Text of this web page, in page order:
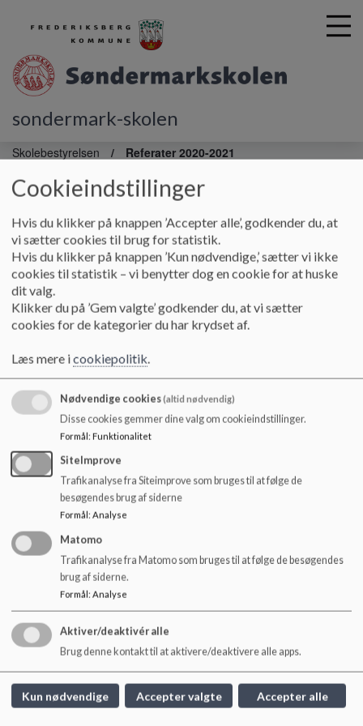
t
sondermark-skolen
Skolebestyrelsen Referater 2020-2021
Referater 2020-2021
Referater fra skolebestyrelsesmøder skoleåret
2020 -2021
Skolebestyrelsesmøde 19. august 2020
Skolebestyrelsesmøde 28. september 2020
Skolebestyrelsesmøde 2. november 2020
Skolebestyrelsesmøde 14. december 2020
Skolebestyrelsesmøde 25. januar 2021
Skolebestyrelsesmøde 10. marts 2021
Skolebestyrelsesmøde 19. april 2021
Skolebestyrelsesmøde 7. juni 2021
Søndermarkskolen
Hoffmeyersvej 32, 2000 Frb.
sondermarkskolen@frederiksberg.dk
+45 3821 0950
EAN NR. 5798009172068
Cookieindstillinger
Hvis du klikker på knappen ’Accepter alle’, godkender du, at
vi sætter cookies til brug for statistik.
Hvis du klikker på knappen ’Kun nødvendige,’ sætter vi ikke
cookies til statistik – vi benytter dog en cookie for at huske
dit valg.
Klikker du på ’Gem valgte’ godkender du, at vi sætter
cookies for de kategorier du har krydset af.
Læs mere icookiepolitik.
Nødvendige cookies(altid nødvendig)
Disse cookies gemmer dine valg om cookieindstillinger.
Formål: Funktionalitet
SiteImprove
Trafikanalyse fra Siteimprove som bruges til at følge de
besøgendes brug af siderne
Formål : Analyse
Matomo
Trafikanalyse fra Matomo som bruges til at følge de besøgendes
brug af siderne.
Formål: Analyse
Aktiver/deaktivér alle
Brug denne kontakt til at aktivere/deaktivere alle apps.
Kun nødvendige Accepter valgte Accepter alle